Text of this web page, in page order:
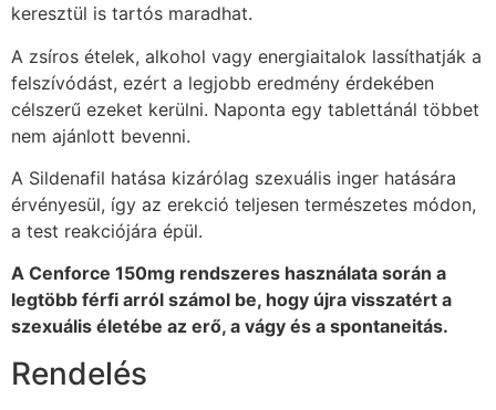
keresztül is tartós maradhat.
A zsíros ételek, alkohol vagy energiaitalok lassíthatják a
felszívódást, ezért a legjobb eredmény érdekében
célszerű ezeket kerülni. Naponta egy tablettánál többet
nem ajánlott bevenni.
A Sildenafil hatása kizárólag szexuális inger hatására
érvényesül, így az erekció teljesen természetes módon,
a test reakciójára épül.
A Cenforce 150mg rendszeres használata során a
legtöbb férfi arról számol be, hogy újra visszatért a
szexuális életébe az erő, a vágy és a spontaneitás.
Rendelés